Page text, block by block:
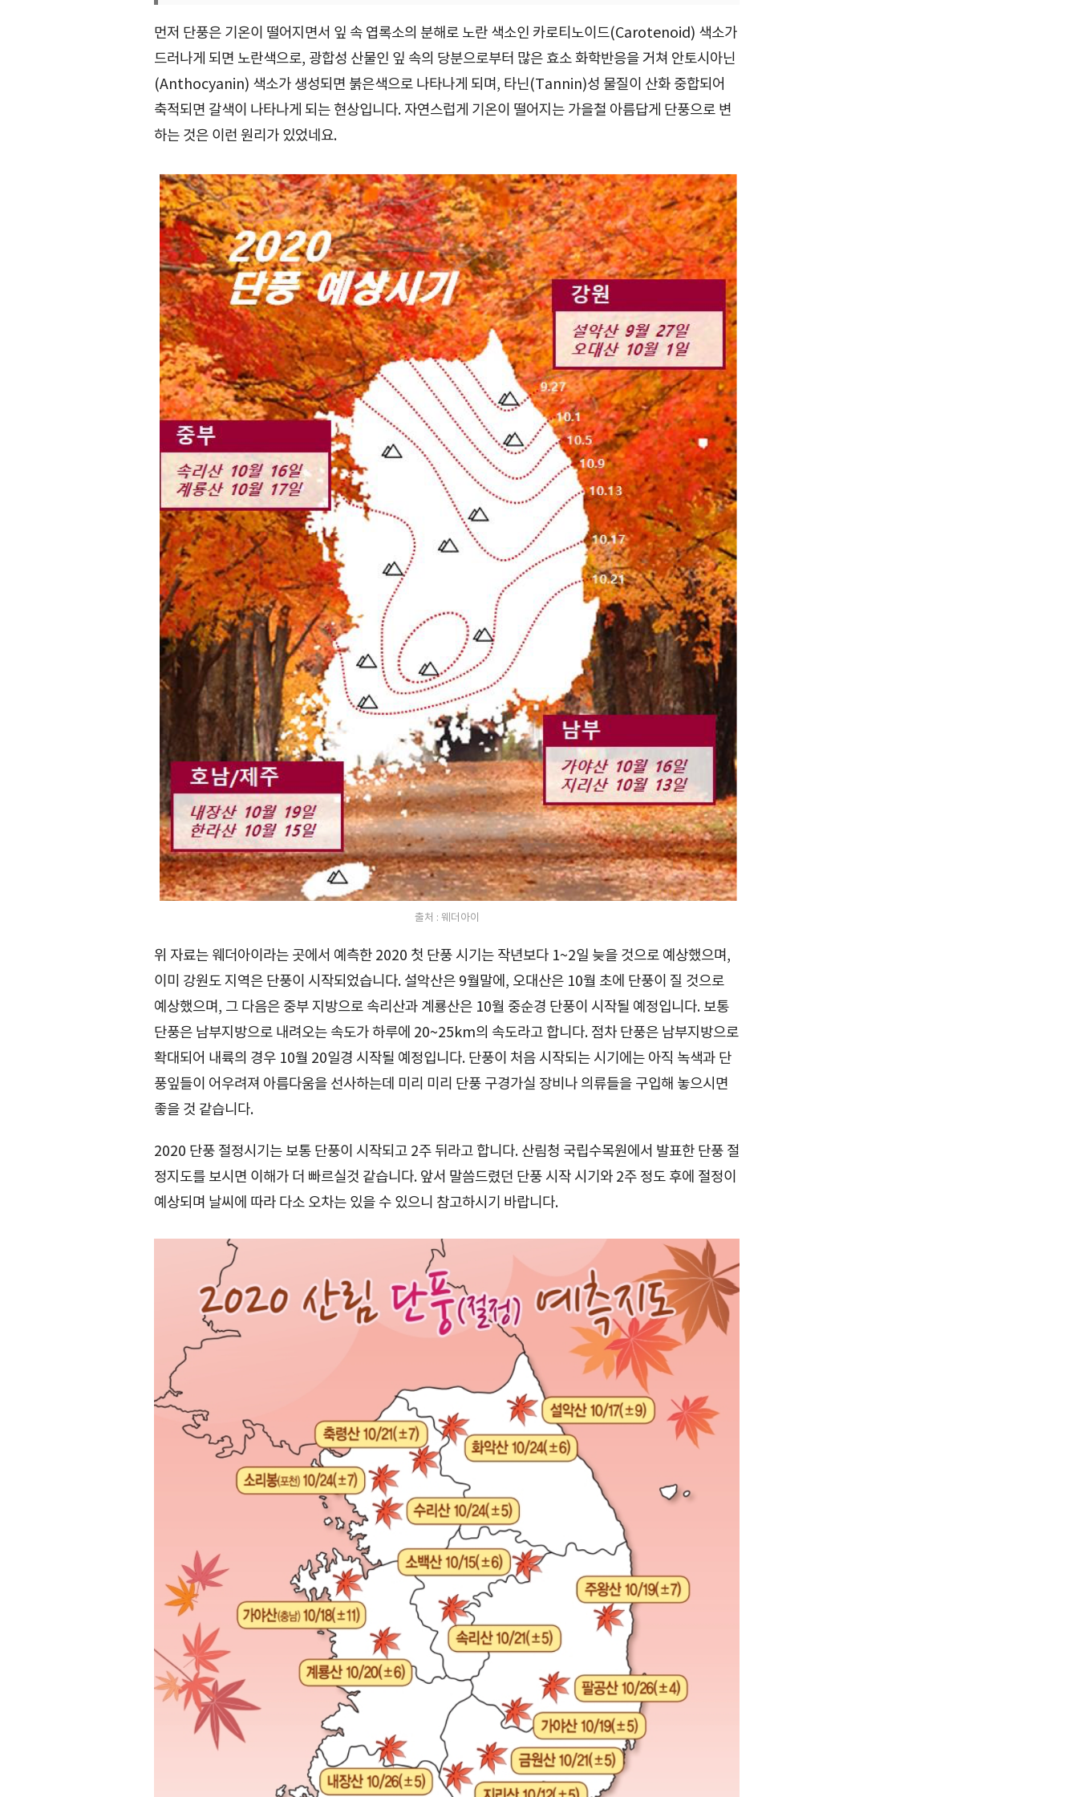
먼저 단풍은 기온이 떨어지면서 잎 속 엽록소의 분해로 노란 색소인 카로티노이드(Carotenoid) 색소가
드러나게 되면 노란색으로, 광합성 산물인 잎 속의 당분으로부터 많은 효소 화학반응을 거쳐 안토시아닌
(Anthocyanin) 색소가 생성되면 붉은색으로 나타나게 되며, 타닌(Tannin)성 물질이 산화 중합되어
축적되면 갈색이 나타나게 되는 현상입니다. 자연스럽게 기온이 떨어지는 가을철 아름답게 단풍으로 변
하는 것은 이런 원리가 있었네요.
출처 : 웨더아이
위 자료는 웨더아이라는 곳에서 예측한 2020 첫 단풍 시기는 작년보다 1~2일 늦을 것으로 예상했으며,
이미 강원도 지역은 단풍이 시작되었습니다. 설악산은 9월말에, 오대산은 10월 초에 단풍이 질 것으로
예상했으며, 그 다음은 중부 지방으로 속리산과 계룡산은 10월 중순경 단풍이 시작될 예정입니다. 보통
단풍은 남부지방으로 내려오는 속도가 하루에 20~25km의 속도라고 합니다. 점차 단풍은 남부지방으로
확대되어 내륙의 경우 10월 20일경 시작될 예정입니다. 단풍이 처음 시작되는 시기에는 아직 녹색과 단
풍잎들이 어우려져 아름다움을 선사하는데 미리 미리 단풍 구경가실 장비나 의류들을 구입해 놓으시면
좋을 것 같습니다.
2020 단풍 절정시기는 보통 단풍이 시작되고 2주 뒤라고 합니다. 산림청 국립수목원에서 발표한 단풍 절
정지도를 보시면 이해가 더 빠르실것 같습니다. 앞서 말씀드렸던 단풍 시작 시기와 2주 정도 후에 절정이
예상되며 날씨에 따라 다소 오차는 있을 수 있으니 참고하시기 바랍니다.